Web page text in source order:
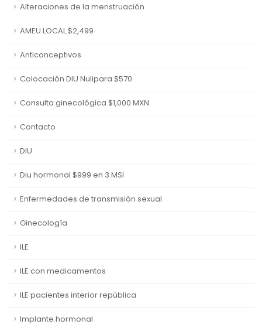
Alteraciones de la menstruación
AMEU LOCAL $2,499
Anticonceptivos
Colocación DIU Nulipara $570
Consulta ginecológica $1,000 MXN
Contacto
DIU
Diu hormonal $999 en 3 MSI
Enfermedades de transmisión sexual
Ginecología
ILE
ILE con medicamentos
ILE pacientes interior república
Implante hormonal